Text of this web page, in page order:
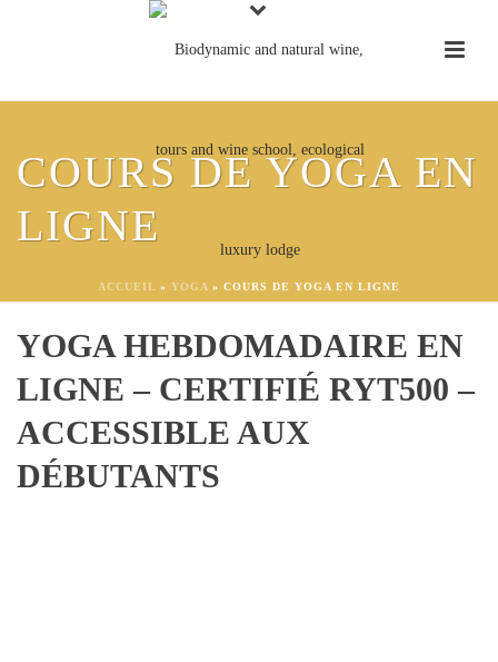
COURS DE YOGA EN
LIGNE
ACCUEIL » YOGA » COURS DE YOGA EN LIGNE
COURS DE YOGA EN LIGNE
AVEC CARO FEELY
YOGA HEBDOMADAIRE EN
LIGNE – CERTIFIÉ RYT500 –
ACCESSIBLE AUX
DÉBUTANTS